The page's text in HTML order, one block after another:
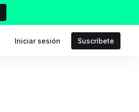
Iniciar sesión Suscríbete